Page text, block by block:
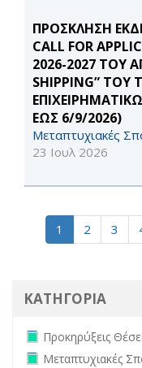
ΠΡΟΣΚΛΗΣΗ
CALL FOR
2026-2027 ΤΟΥ
SHIPPING”
ΕΩΣ 6/9/2026)
Μεταπτυχιακές
23 Ιουλ 2026
1 2 3
ΚΑΤΗΓΟΡΙΑ
Remove
Προκηρύξεις
Remove
Μεταπτυχιακές